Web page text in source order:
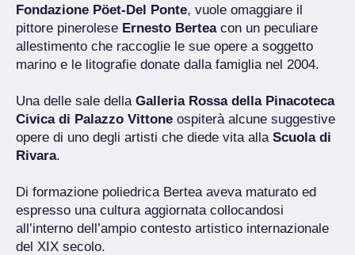
Fondazione Pöet-Del Ponte, vuole omaggiare il
pittore pinerolese Ernesto Bertea con un peculiare
allestimento che raccoglie le sue opere a soggetto
marino e le litografie donate dalla famiglia nel 2004.
Una delle sale della Galleria Rossa della Pinacoteca
Civica di Palazzo Vittone ospiterà alcune suggestive
opere di uno degli artisti che diede vita alla Scuola di
Rivara.
Di formazione poliedrica Bertea aveva maturato ed
espresso una cultura aggiornata collocandosi
all’interno dell’ampio contesto artistico internazionale
del XIX secolo.